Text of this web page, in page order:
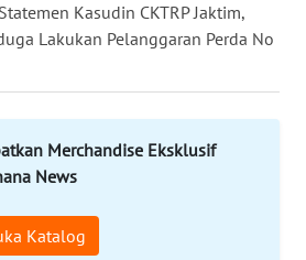
Kasudin CKTRP Jaktim,
Lakukan Pelanggaran Perda No
Merchandise Eksklusif
News
Katalog